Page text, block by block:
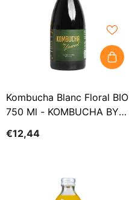
Kombucha Blanc Floral BIO
750 Ml - KOMBUCHA BY
€12,44